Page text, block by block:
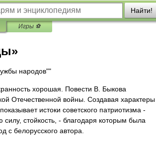
Найти!
Игры ⚽
народов""
хорошая. Повести В. Быкова
Отечественной войны. Создавая характеры
истоки советского патриотизма -
силу, стойкость, - благодаря которым была
с белорусского автора.